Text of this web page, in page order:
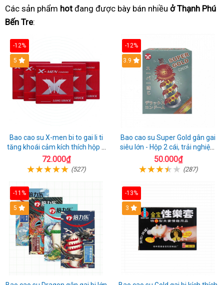
Các sản phẩm hot đang được bày bán nhiều ở Thạnh Phú
Bến Tre:
-12%
Hot
5
Bao cao su X-men bi to gai li ti
tăng khoái cảm kích thích hộp 1
cái
72.000₫
(527)
-12%
3.9
Bao cao su Super Gold gân gai
siêu lớn - Hộp 2 cái, trải nghiệm
mới lạ
50.000₫
(287)
-11%
Hot
5
-13%
3